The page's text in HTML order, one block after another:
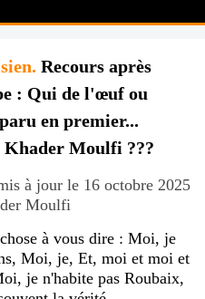
Recours après
: Qui de l'œuf ou
en premier...
Moulfi ???
à jour le 16 octobre 2025
Moulfi